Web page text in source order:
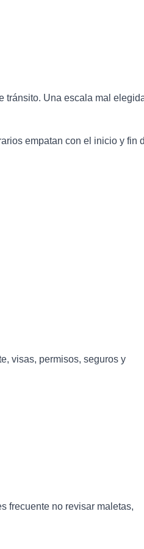
tránsito. Una escala mal
empatan con el inicio y fin
visas, permisos, seguros y
frecuente no revisar maletas,